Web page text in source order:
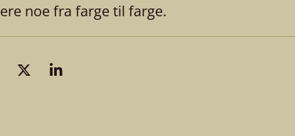
noe fra farge til farge.
D
D